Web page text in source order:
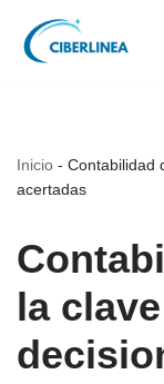
Saltar
Inicio - Contabilidad
acertadas
la